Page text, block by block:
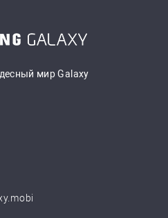
мир Galaxy